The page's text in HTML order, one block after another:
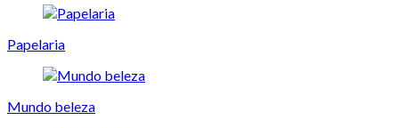
Papelaria
Mundo beleza